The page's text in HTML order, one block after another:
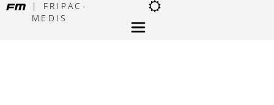
| FRIPAC-
MEDIS